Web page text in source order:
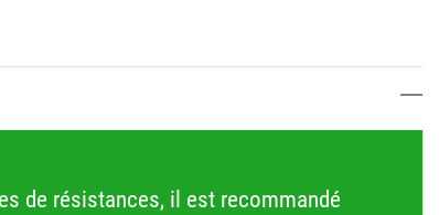
de résistances, il est recommandé